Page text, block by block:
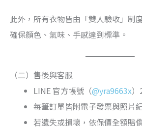
此外，所有衣物皆由「雙人驗收」制
確保顏色、氣味、手感達到標準。
（二）售後與客服
LINE 官方帳號（@yra9663x）
每筆訂單皆附電子發票與照片
若遺失或損壞，依保價全額賠